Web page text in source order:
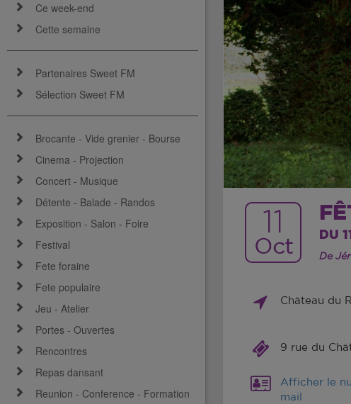
Ce week-end
Cette semaine
Partenaires Sweet FM
Sélection Sweet FM
Brocante - Vide grenier - Bourse
Cinema - Projection
Concert - Musique
Détente - Balade - Randos
Exposition - Salon - Foire
Festival
Fete foraine
Fete populaire
Jeu - Atelier
Portes - Ouvertes
Rencontres
Repas dansant
Reunion - Conference - Formation
11
Oct
DU
De
Château du
9 rue du
Afficher le
mail